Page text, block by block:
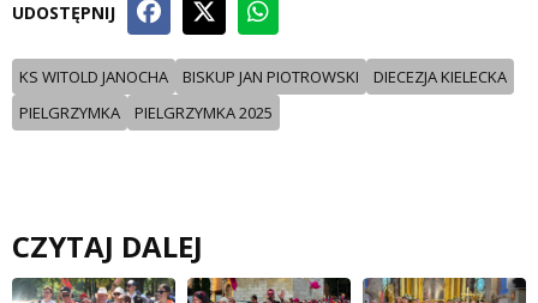
UDOSTĘPNIJ
KS WITOLD JANOCHA BISKUP JAN PIOTROWSKI
DIECEZJA KIELECKA
PIELGRZYMKA
PIELGRZYMKA 2025
CZYTAJ DALEJ